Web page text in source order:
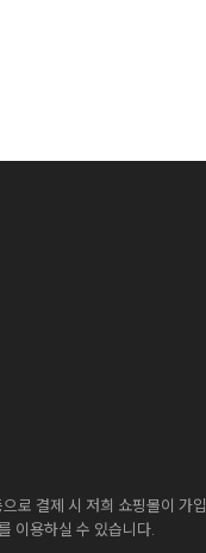
로 결제 시 저희 쇼핑몰이 가입
이용하실 수 있습니다.